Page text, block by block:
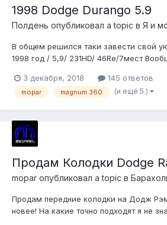
1998 Dodge Durango 5.9
Полдень опубликовал a topic в Я и
В общем решился таки завести свой
1998 год / 5,9/ 231HD/ 46Re/7мест
дизельный Прадо - попробовать что
Додж пока поставили стоять - по
3 декабря, 2018 145 ответов
mopar magnum 360 (и ещё 5 )
Продам Колодки Dodge
mopar опубликовал a topic в
Продам передние колодки на Додж
новее! На какие точно подходят я не